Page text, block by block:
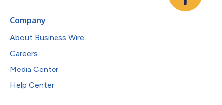
Company
About Business Wire
Careers
Media Center
Help Center